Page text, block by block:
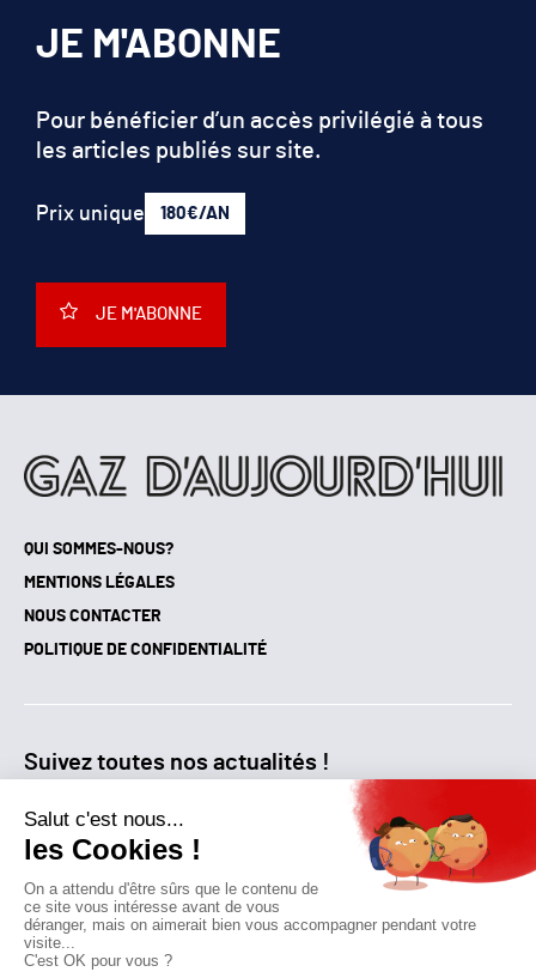
QUI SOMMES-NOUS?
MENTIONS LÉGALES
NOUS CONTACTER
POLITIQUE DE CONFIDENTIALITÉ
Suivez toutes nos actualités !
Qui sommes-nous?
JE M'ABONNE
Pour bénéficier d’un accès privilégié à tous
les articles publiés sur site.
Prix unique 180€/AN
JE M'ABONNE